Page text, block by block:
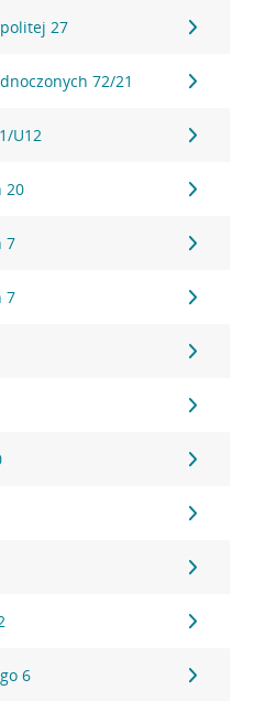
27
72/21
U12
20
7
7
6